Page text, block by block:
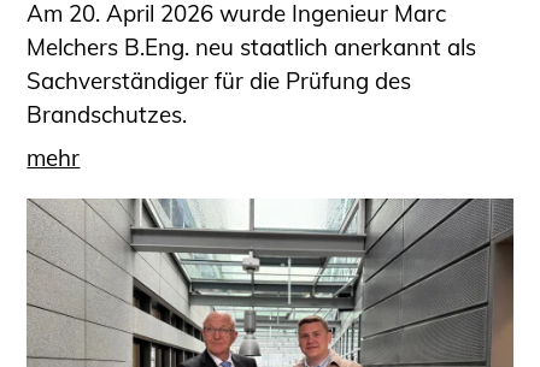
Am 20. April 2026 wurde Ingenieur Marc
Melchers B.Eng. neu staatlich anerkannt als
Sachverständiger für die Prüfung des
Brandschutzes.
mehr